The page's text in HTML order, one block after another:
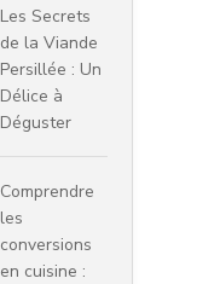
Les Secrets
de la Viande
Persillée : Un
Délice à
Déguster
Comprendre
les
conversions
en cuisine :